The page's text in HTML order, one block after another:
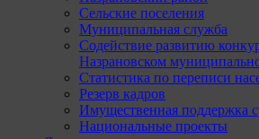
Сельские поселения
Муниципальная служба
Содействие развитию
Назрановском
Статистика по переписи
Резерв кадров
Имущественная поддержка
Национальные проекты